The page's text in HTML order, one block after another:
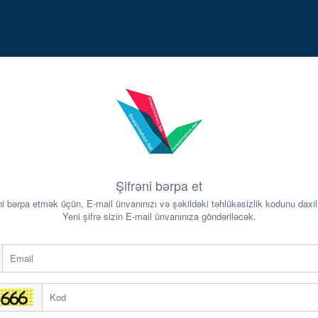
Şifrəni bərpa et
bərpa etmək üçün, E-mail ünvanınızı və şəkildəki təhlükəsizlik kodunu
Yeni şifrə sizin E-mail ünvanınıza göndəriləcək.